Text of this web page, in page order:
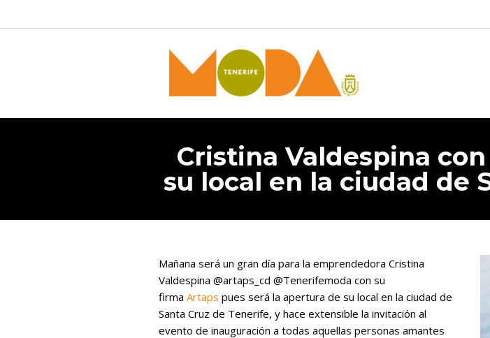
Cristina Valdespina
su local en la ciudad de
Mañana será un gran día para la emprendedora Cristina
Valdespina @artaps_cd @Tenerifemoda con su
firma Artaps pues será la apertura de su local en la ciudad de
Santa Cruz de Tenerife, y hace extensible la invitación al
evento de inauguración a todas aquellas personas amantes